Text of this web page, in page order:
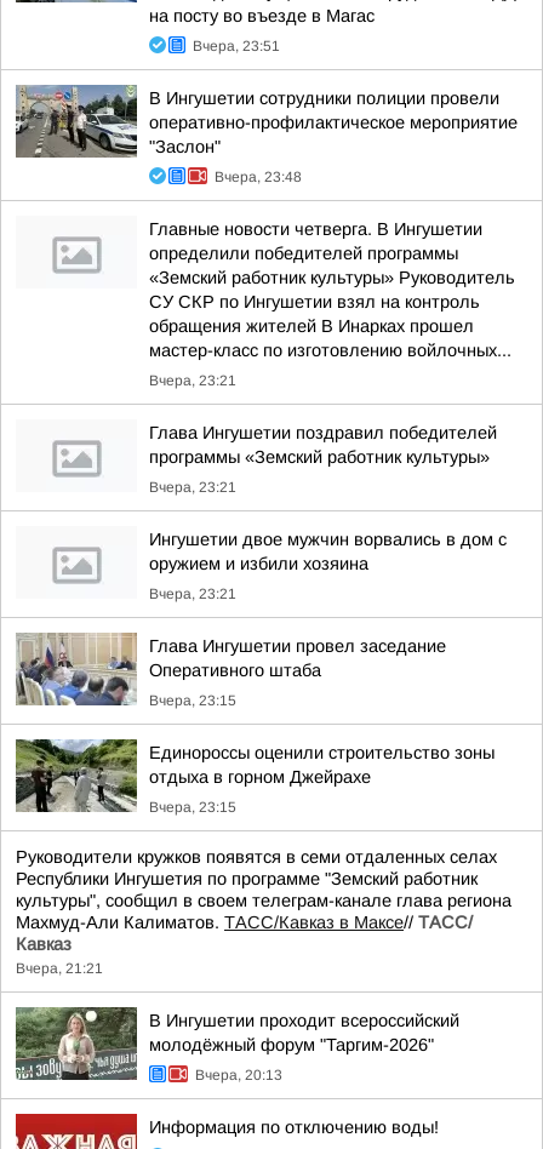
на посту во въезде в Магас
Вчера, 23:51
В Ингушетии сотрудники полиции провели
оперативно-профилактическое мероприятие
"Заслон"
Вчера, 23:48
Главные новости четверга. В Ингушетии
определили победителей программы
«Земский работник культуры» Руководитель
СУ СКР по Ингушетии взял на контроль
обращения жителей В Инарках прошел
мастер-класс по изготовлению войлочных...
Вчера, 23:21
Глава Ингушетии поздравил победителей
программы «Земский работник культуры»
Вчера, 23:21
Ингушетии двое мужчин ворвались в дом с
оружием и избили хозяина
Вчера, 23:21
Глава Ингушетии провел заседание
Оперативного штаба
Вчера, 23:15
Единороссы оценили строительство зоны
отдыха в горном Джейрахе
Вчера, 23:15
Руководители кружков появятся в семи отдаленных селах
Республики Ингушетия по программе "Земский работник
культуры", сообщил в своем телеграм-канале глава региона
Махмуд-Али Калиматов. ТАСС/Кавказ в Максе// ТАСС/
Кавказ
Вчера, 21:21
В Ингушетии проходит всероссийский
молодёжный форум "Таргим-2026"
Вчера, 20:13
Информация по отключению воды!